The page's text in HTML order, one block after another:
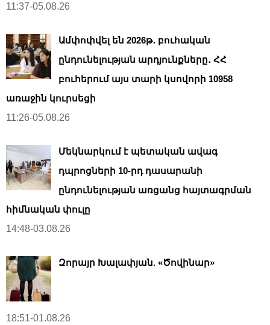
11:37-05.08.26
Ամփոփվել են 2026թ․ բուհական
ընդունելության արդյունքները․ ՀՀ
բուհերում այս տարի կսովորի 10958
առաջին կուրսեցի
11:26-05.08.26
Մեկնարկում է պետական ավագ
դպրոցների 10-րդ դասարանի
ընդունելության առցանց հայտագրման
հիմնական փուլը
14:48-03.08.26
Զորայր Խալափյան. «Ծովինար»
18:51-01.08.26